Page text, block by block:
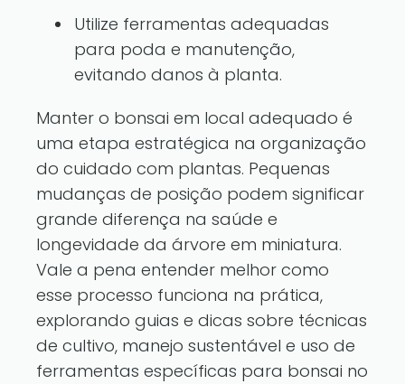
Utilize ferramentas adequadas
para poda e manutenção,
evitando danos à planta.
Manter o bonsai em local adequado é
uma etapa estratégica na organização
do cuidado com plantas. Pequenas
mudanças de posição podem significar
grande diferença na saúde e
longevidade da árvore em miniatura.
Vale a pena entender melhor como
esse processo funciona na prática,
explorando guias e dicas sobre técnicas
de cultivo, manejo sustentável e uso de
ferramentas específicas para bonsai no